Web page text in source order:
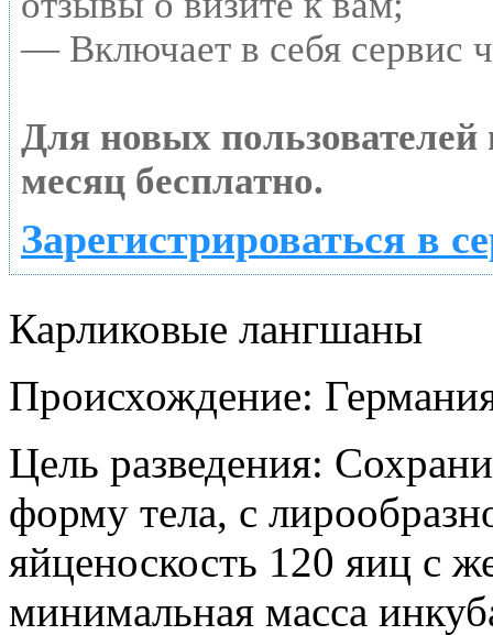
— Включает в себя сервис
Для новых
месяц бесплатно.
Зарегистрироваться в
Карликовые лангшаны
Происхождение:
Цель разведения:
форму тела, с
яйценоскость 120 яиц с
минимальная масса